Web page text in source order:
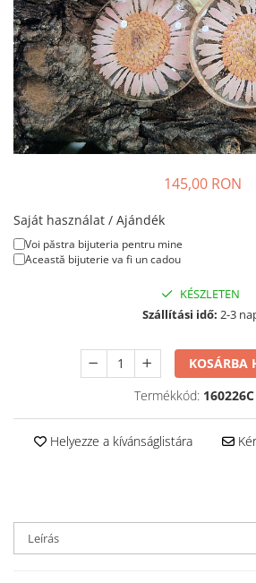
Nyaklánc / Medál
Karperec
Gyerek ékszerek
Nyaklánc / Medál
Barátság nyaklánc
Karperec
Haj kiegészítők
Nyaklánc / Medál
Fülbevaló
Nyaklánc / Medál
Gyűrű
Bokalánc
Nyaklánc / Medál
Fülbevaló
145,00 RON
Saját használat / Ajándék
Voi păstra bijuteria pentru mine
Această bijuterie va fi un cadou
KÉSZLETEN
Szállítási idő: 2-3
KOSÁRBA
Termékkód: 160226C
Helyezze a kívánságlistára
Leírás